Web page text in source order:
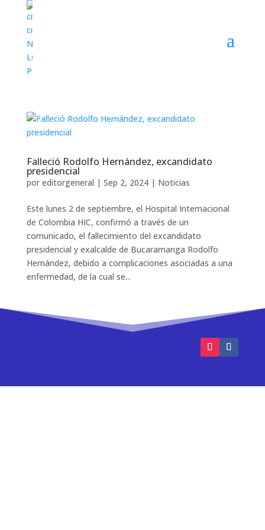
Falleció Rodolfo Hernández, excandidato
presidencial
por editorgeneral | Sep 2, 2024| Noticias
Este lunes 2 de septiembre, el Hospital Internacional
de Colombia HIC, confirmó a través de un
comunicado, el fallecimiento del excandidato
presidencial y exalcalde de Bucaramanga Rodolfo
Hernández, debido a complicaciones asociadas a una
enfermedad, de la cual se...